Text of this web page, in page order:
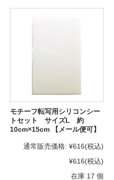
モチーフ転写用シリコンシー
トセット サイズL 約
10cm×15cm 【メール便可】
通常販売価格: ¥616(税込)
¥616(税込)
在庫 17 個